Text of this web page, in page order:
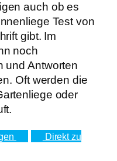
auch ob es
Test von
gibt. Im
noch
und Antworten
Oft werden die
oder
Direkt zu